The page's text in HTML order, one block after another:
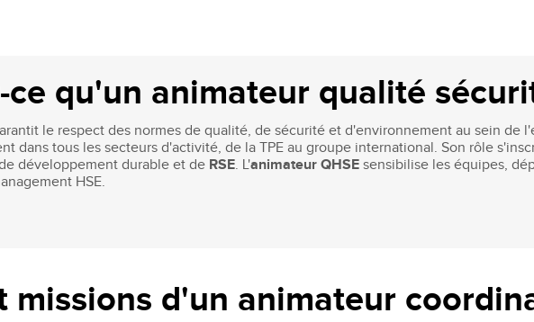
ce qu'un animateur qualité
le respect des normes de qualité, de sécurité et d'environnement au sein de
dans tous les secteurs d'activité, de la TPE au groupe international. Son rôle
développement durable et de RSE. L'animateur QHSE sensibilise les équipes,
HSE.
missions d'un animateur